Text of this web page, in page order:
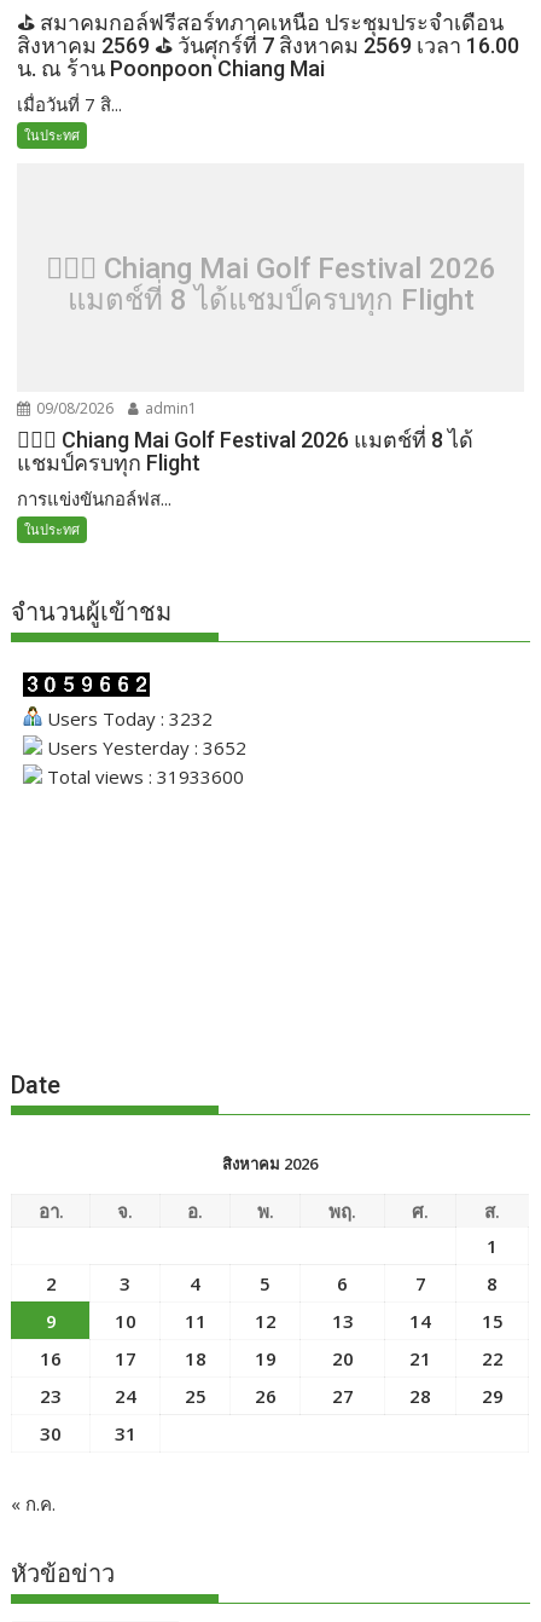
⛳️ สมาคมกอล์ฟรีสอร์ทภาคเหนือ ประชุมประจำเดือน
สิงหาคม 2569 ⛳️ วันศุกร์ที่ 7 สิงหาคม 2569 เวลา 16.00
น. ณ ร้าน Poonpoon Chiang Mai
เมื่อวันที่ 7 สิ...
ในประทศ
🏌️‍♂️⛳ Chiang Mai Golf Festival 2026
แมตช์ที่ 8 ได้แชมป์ครบทุก Flight
09/08/2026 admin1
🏌️‍♂️⛳ Chiang Mai Golf Festival 2026 แมตช์ที่ 8 ได้
แชมป์ครบทุก Flight
การแข่งขันกอล์ฟส...
ในประทศ
จำนวนผู้เข้าชม
Users Today : 3232
Users Yesterday : 3652
Total views : 31933600
Date
สิงหาคม 2026
อา. จ. อ. พ. พฤ. ศ.
ส.
1
2
3 4 5 6 7
8
9
10 11 12 13 14
15
16
17 18 19 20 21
22
23
24 25 26 27 28
29
30
31
« ก.ค.
หัวข้อข่าว